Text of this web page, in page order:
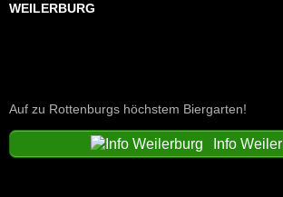
WEILERBURG
Auf zu Rottenburgs höchstem Biergarten!
Info